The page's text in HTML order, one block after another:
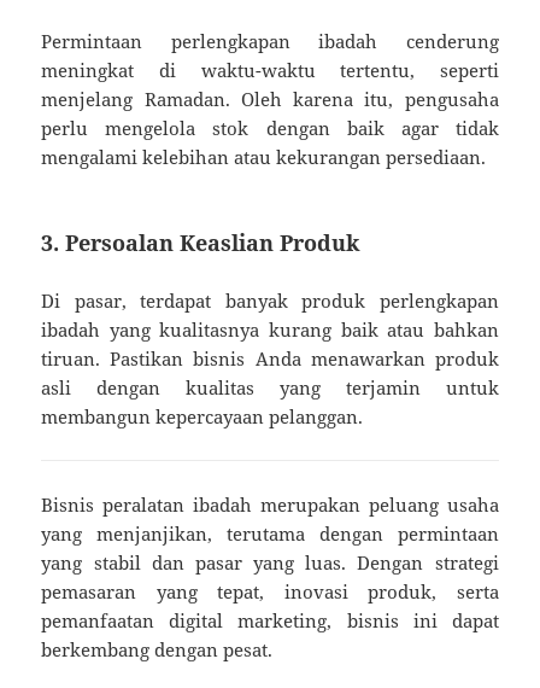
Permintaan perlengkapan ibadah cenderung
meningkat di waktu-waktu tertentu, seperti
menjelang Ramadan. Oleh karena itu, pengusaha
perlu mengelola stok dengan baik agar tidak
mengalami kelebihan atau kekurangan persediaan.
3. Persoalan Keaslian Produk
Di pasar, terdapat banyak produk perlengkapan
ibadah yang kualitasnya kurang baik atau bahkan
tiruan. Pastikan bisnis Anda menawarkan produk
asli dengan kualitas yang terjamin untuk
membangun kepercayaan pelanggan.
Bisnis peralatan ibadah merupakan peluang usaha
yang menjanjikan, terutama dengan permintaan
yang stabil dan pasar yang luas. Dengan strategi
pemasaran yang tepat, inovasi produk, serta
pemanfaatan digital marketing, bisnis ini dapat
berkembang dengan pesat.